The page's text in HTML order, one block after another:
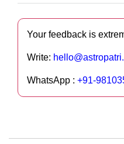
Your feedback is
Write:
WhatsApp : +91-